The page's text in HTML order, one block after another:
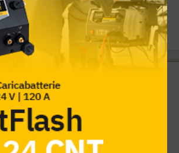
Officina
2012
in Motorscan.